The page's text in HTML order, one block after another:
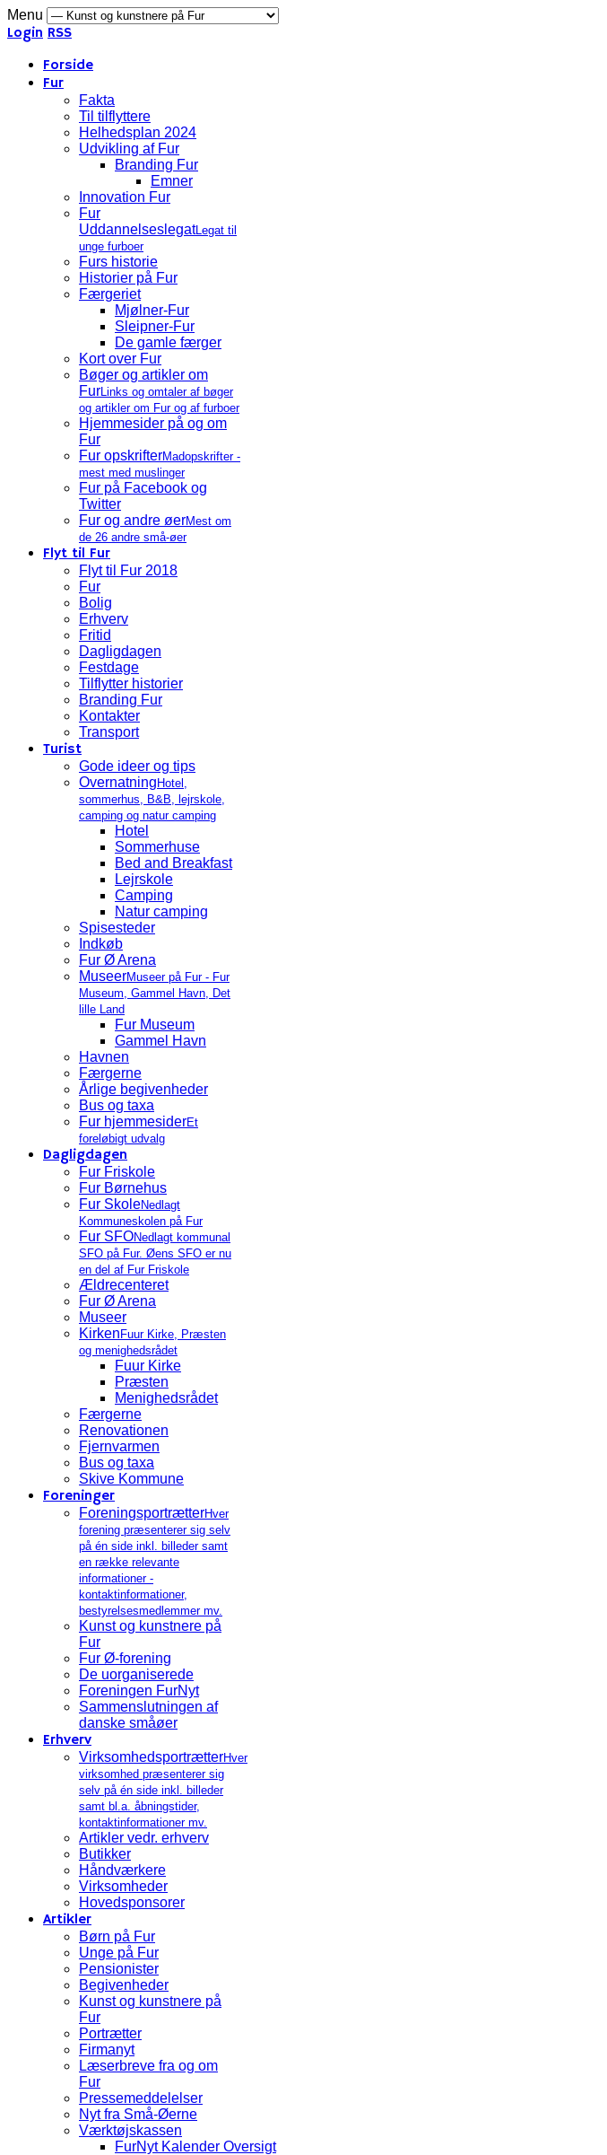
Menu
Login RSS
Forside
Fur
Fakta
Til tilflyttere
Helhedsplan 2024
Udvikling af Fur
Branding Fur
Emner
Innovation Fur
Fur
UddannelseslegatLegat til
unge furboer
Furs historie
Historier på Fur
Færgeriet
Mjølner-Fur
Sleipner-Fur
De gamle færger
Kort over Fur
Bøger og artikler om
FurLinks og omtaler af bøger
og artikler om Fur og af furboer
Hjemmesider på og om
Fur
Fur opskrifterMadopskrifter -
mest med muslinger
Fur på Facebook og
Twitter
Fur og andre øerMest om
de 26 andre små-øer
Flyt til Fur
Flyt til Fur 2018
Fur
Bolig
Erhverv
Fritid
Dagligdagen
Festdage
Tilflytter historier
Branding Fur
Kontakter
Transport
Turist
Gode ideer og tips
Overnatning Hotel,
sommerhus, B&B, lejrskole,
camping og natur camping
Hotel
Sommerhuse
Bed and Breakfast
Lejrskole
Camping
Natur camping
Spisesteder
Indkøb
Fur Ø Arena
MuseerMuseer på Fur - Fur
Museum, Gammel Havn, Det
lille Land
Fur Museum
Gammel Havn
Havnen
Færgerne
Årlige begivenheder
Bus og taxa
Fur hjemmesiderEt
foreløbigt udvalg
Dagligdagen
Fur Friskole
Fur Børnehus
Fur SkoleNedlagt
Kommuneskolen på Fur
Fur SFONedlagt kommunal
SFO på Fur. Øens SFO er nu
en del af Fur Friskole
Ældrecenteret
Fur Ø Arena
Museer
Kirken Fuur Kirke, Præsten
og menighedsrådet
Fuur Kirke
Præsten
Menighedsrådet
Færgerne
Renovationen
Fjernvarmen
Bus og taxa
Skive Kommune
Foreninger
ForeningsportrætterHver
forening præsenterer sig selv
på én side inkl. billeder samt
en række relevante
informationer -
kontaktinformationer,
bestyrelsesmedlemmer mv.
Kunst og kunstnere på
Fur
Fur Ø-forening
De uorganiserede
Foreningen FurNyt
Sammenslutningen af
danske småøer
Erhverv
VirksomhedsportrætterHver
virksomhed præsenterer sig
selv på én side inkl. billeder
samt bl.a. åbningstider,
kontaktinformationer mv.
Artikler vedr. erhverv
Butikker
Håndværkere
Virksomheder
Hovedsponsorer
Artikler
Børn på Fur
Unge på Fur
Pensionister
Begivenheder
Kunst og kunstnere på
Fur
Portrætter
Firmanyt
Læserbreve fra og om
Fur
Pressemeddelelser
Nyt fra Små-Øerne
Værktøjskassen
FurNyt Kalender Oversigt